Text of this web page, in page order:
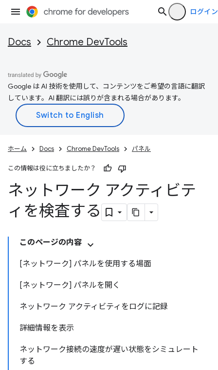
ログイン
Docs Chrome DevTools
Google は AI 技術を使用して、コンテンツをご希望の言語に翻訳
しています。AI 翻訳には誤りが含まれる場合があります。
ホーム Docs Chrome DevTools パネル
この情報は役に立ちましたか？
ネットワーク アクティビテ
ィを検査する
このページの内容
[ネットワーク] パネルを使用する場面
[ネットワーク] パネルを開く
ネットワーク アクティビティをログに記録
詳細情報を表示
ネットワーク接続の速度が遅い状態をシミュレート
する